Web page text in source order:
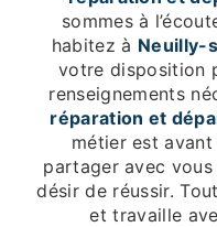
sommes à
habitez à Neuilly-
votre disposition
renseignements
réparation et
métier est
partager avec
désir de réussir.
et travaille